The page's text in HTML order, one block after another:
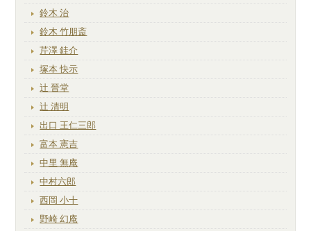
鈴木 治
鈴木 竹朋斎
芹澤 銈介
塚本 快示
辻 晉堂
辻 清明
出口 王仁三郎
富本 憲吉
中里 無庵
中村六郎
西岡 小十
野崎 幻庵